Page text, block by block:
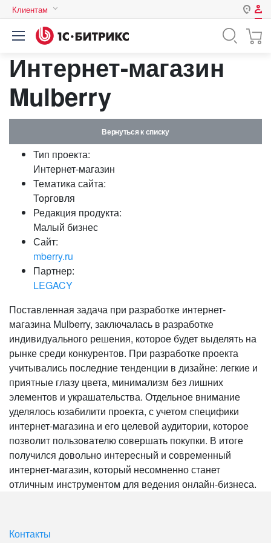
Клиентам
Казахстан
Авторизация
Логин
Пароль
Интернет-магазин
Mulberry
Вернуться к списку
Тип проекта:
Интернет-магазин
Тематика сайта:
Торговля
Редакция продукта:
Малый бизнес
Сайт:
mberry.ru
Партнер:
LEGACY
Поставленная задача при разработке интернет-
магазина Mulberry, заключалась в разработке
индивидуального решения, которое будет выделять на
рынке среди конкурентов. При разработке проекта
учитывались последние тенденции в дизайне: легкие и
приятные глазу цвета, минимализм без лишних
элементов и украшательства. Отдельное внимание
уделялось юзабилити проекта, с учетом специфики
интернет-магазина и его целевой аудитории, которое
позволит пользователю совершать покупки. В итоге
получился довольно интересный и современный
интернет-магазин, который несомненно станет
отличным инструментом для ведения онлайн-бизнеса.
Контакты